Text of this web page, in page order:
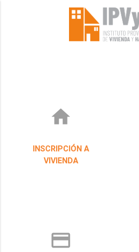
home
INSCRIPCIÓN A
VIVIENDA
credit_card